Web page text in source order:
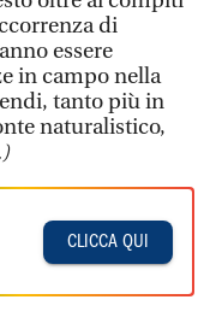
di
essere
in campo nella
tanto più in
naturalistico,
CLICCA QUI